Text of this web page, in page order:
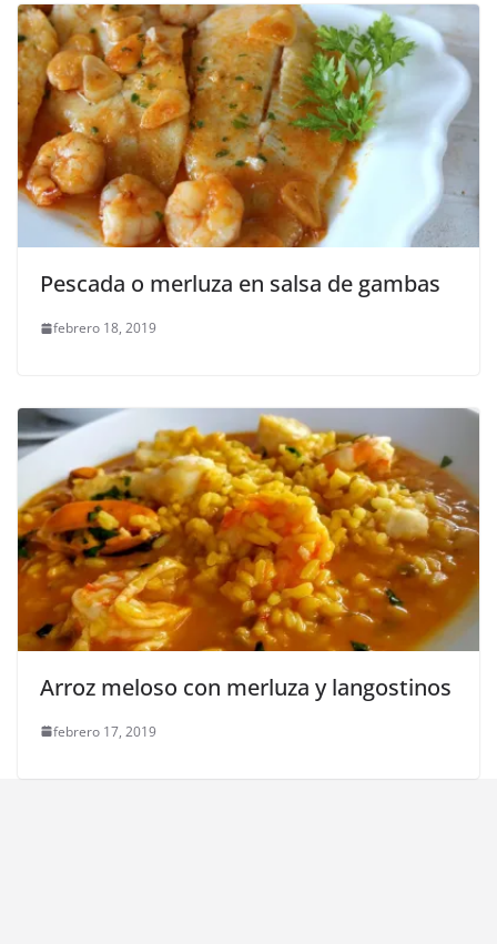
Pescada o merluza en salsa de gambas
febrero 18, 2019
Arroz meloso con merluza y langostinos
febrero 17, 2019